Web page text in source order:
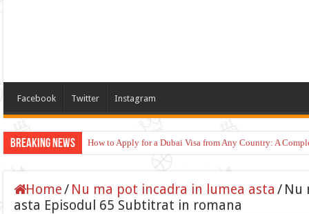
Facebook Twitter Instagram
Breaking News How to Apply for a Dubai Visa from Any Country: A
Home/ Nu ma pot incadra in lumea asta / Nu
asta Episodul 65 Subtitrat in romana